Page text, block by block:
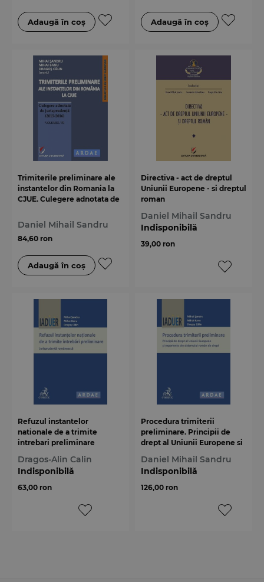
Trimiterile preliminare ale
instantelor din Romania la
CJUE. Culegere adnotata de
Volumul VII
Daniel Mihail Sandru
84,60 ron
Directiva - act de dreptul
Uniunii Europene - si dreptul
roman
Daniel Mihail Sandru
Indisponibilă
39,00 ron
Refuzul instantelor
nationale de a trimite
intrebari preliminare
Dragos-Alin Calin
Indisponibilă
63,00 ron
Procedura trimiterii
preliminare. Principii de
drept al Uniunii Europene si
roman de drept
Daniel Mihail Sandru
Indisponibilă
126,00 ron